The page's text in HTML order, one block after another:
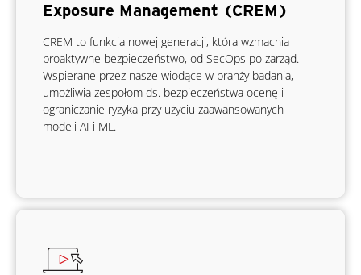
Exposure Management (CREM)
CREM to funkcja nowej generacji, która wzmacnia
proaktywne bezpieczeństwo, od SecOps po zarząd.
Wspierane przez nasze wiodące w branży badania,
umożliwia zespołom ds. bezpieczeństwa ocenę i
ograniczanie ryzyka przy użyciu zaawansowanych
modeli AI i ML.